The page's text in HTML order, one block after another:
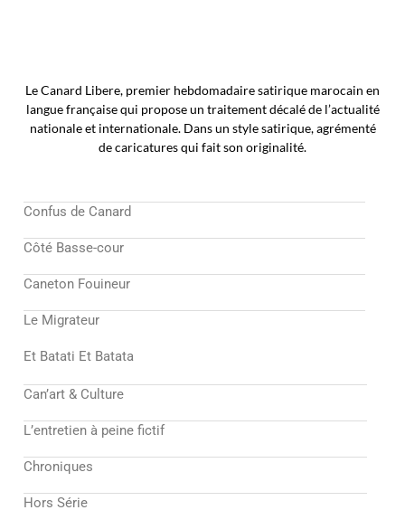
Le Canard Libere, premier hebdomadaire satirique marocain en
langue française qui propose un traitement décalé de l’actualité
nationale et internationale. Dans un style satirique, agrémenté
de caricatures qui fait son originalité.
Confus de Canard
Côté Basse-cour
Caneton Fouineur
Le Migrateur
Et Batati Et Batata
Can’art & Culture
L’entretien à peine fictif
Chroniques
Hors Série